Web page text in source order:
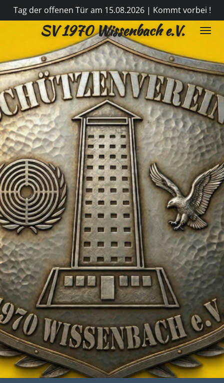
Zum
HauptinhaltSV 1970 Wissenbach e.V.
Tag der offenen Tür am 15.08.2026 | Kommt vorbei !